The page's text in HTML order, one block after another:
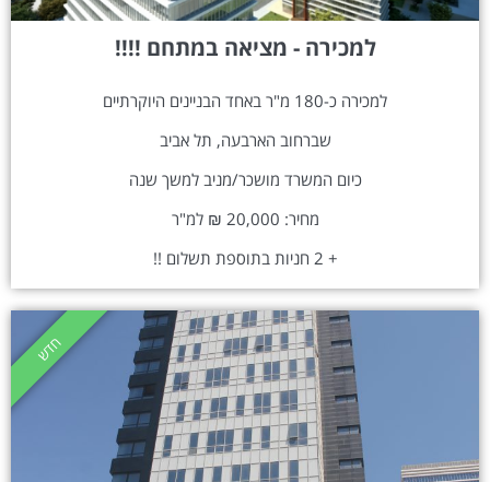
למכירה - מציאה במתחם !!!!
למכירה כ-180 מ"ר באחד הבניינים היוקרתיים
שברחוב הארבעה, תל אביב
כיום המשרד מושכר/מניב למשך שנה
מחיר: 20,000 ₪ למ"ר
+ 2 חניות בתוספת תשלום !!
חדש